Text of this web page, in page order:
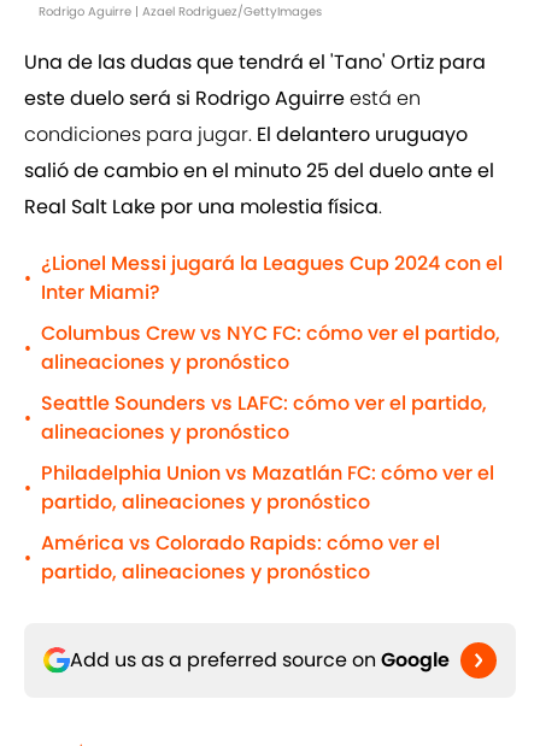
Rodrigo Aguirre | Azael Rodriguez/GettyImages
Una de las dudas que tendrá el 'Tano' Ortiz para
este duelo será si Rodrigo Aguirreestá en
condiciones para jugar. El delantero uruguayo
salió de cambio en el minuto 25 del duelo ante el
Real Salt Lake por una molestia física.
•
¿Lionel Messi jugará la Leagues Cup 2024 con el
Inter Miami?
•
Columbus Crew vs NYC FC: cómo ver el partido,
alineaciones y pronóstico
•
Seattle Sounders vs LAFC: cómo ver el partido,
alineaciones y pronóstico
•
Philadelphia Union vs Mazatlán FC: cómo ver el
partido, alineaciones y pronóstico
•
América vs Colorado Rapids: cómo ver el
partido, alineaciones y pronóstico
Add us as a preferred source on Google